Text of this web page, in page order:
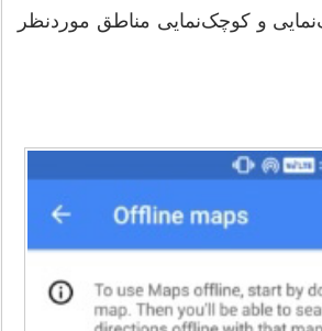
و کوچک‌نمایی مناطق موردنظر